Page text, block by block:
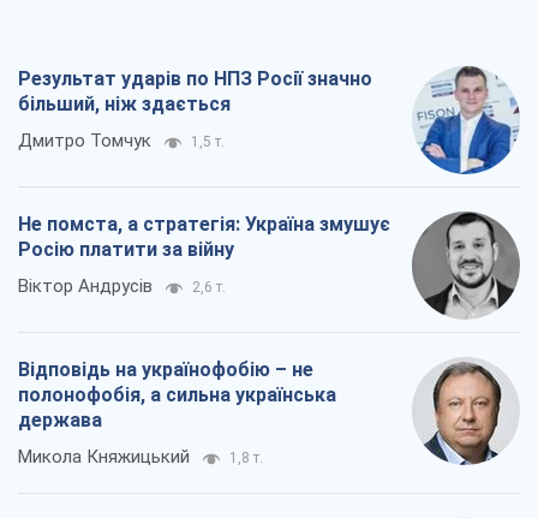
Результат ударів по НПЗ Росії значно
більший, ніж здається
Дмитро Томчук 1,5 т.
Не помста, а стратегія: Україна змушує
Росію платити за війну
Віктор Андрусів 2,6 т.
Відповідь на українофобію – не
полонофобія, а сильна українська
держава
Микола Княжицький 1,8 т.